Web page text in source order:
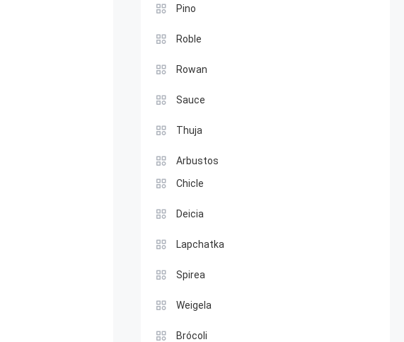
Pino
Roble
Rowan
Sauce
Thuja
Arbustos
Chicle
Deicia
Lapchatka
Spirea
Weigela
Brócoli